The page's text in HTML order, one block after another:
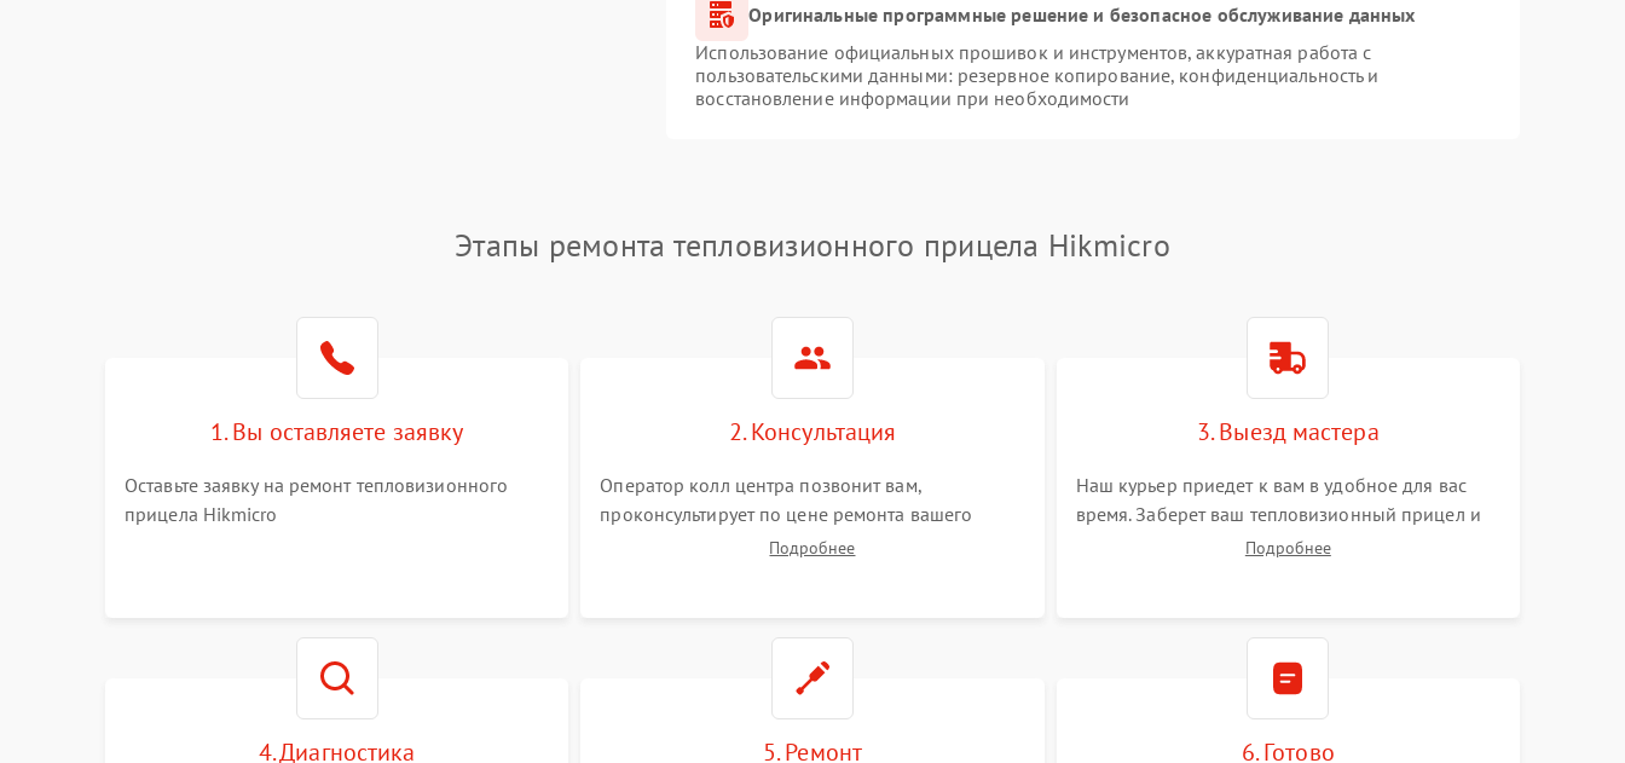
Оригинальные программные решение и безопасное обслуживание данных
Использование официальных прошивок и инструментов, аккуратная работа с
пользовательскими данными: резервное копирование, конфиденциальность и
восстановление информации при необходимости
Этапы ремонта тепловизионного прицела Hikmicro
1. Вы оставляете заявку
Оставьте заявку на ремонт тепловизионного
прицела Hikmicro
2. Консультация
Оператор колл центра позвонит вам,
проконсультирует по цене ремонта вашего
тепловизионного прицела а также ответит на
Подробнее
3. Выезд мастера
Наш курьер приедет к вам в удобное для вас
время. Заберет ваш тепловизионный прицел и
привезет на склад для диагностики.
Подробнее
4. Диагностика 5. Ремонт 6. Готово